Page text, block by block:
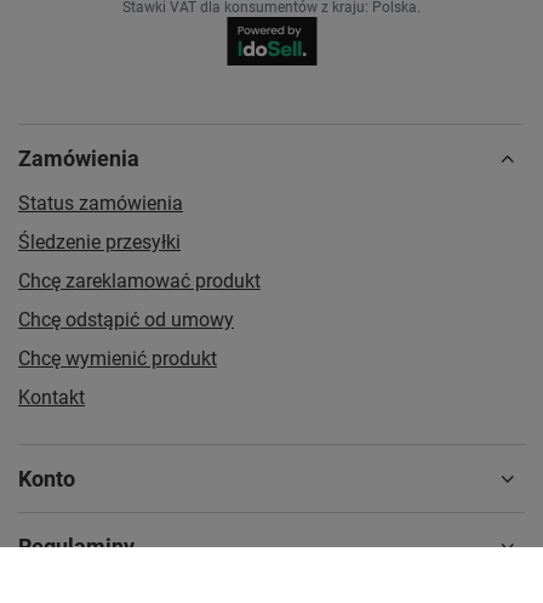
Stawki VAT dla konsumentów z kraju: Polska.
Zamówienia
Status zamówienia
Śledzenie przesyłki
Chcę zareklamować produkt
Chcę odstąpić od umowy
Chcę wymienić produkt
Kontakt
Konto
Regulaminy